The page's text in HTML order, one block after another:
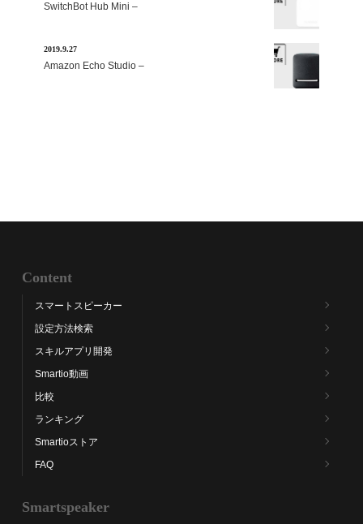
SwitchBot Hub Mini –
2019.9.27
Amazon Echo Studio –
Content
スマートスピーカー
設定方法検索
スキルアプリ開発
Smartio動画
比較
ランキング
Smartioストア
FAQ
Smartspeaker